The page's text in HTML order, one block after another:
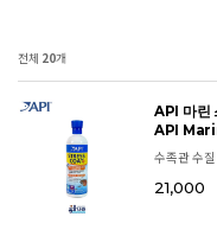
전체 20개
API 마린
API
수족관 수
21,000